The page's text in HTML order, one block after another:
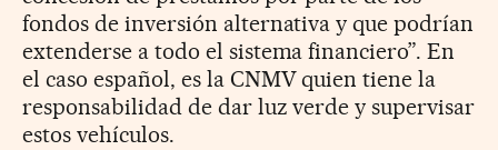
fondos de inversión alternativa y que podrían
extenderse a todo el sistema financiero”. En
el caso español, es la CNMV quien tiene la
responsabilidad de dar luz verde y supervisar
estos vehículos.